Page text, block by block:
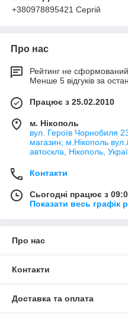
+380978895421 Сергій
Про нас
Рейтинг не сформований
Менше 5 відгуків за
Працює з 25.02.2010
м. Нікополь
вул. Героїв Чорнобиля
магазин; м.Нікополь
автоскла, Нікополь,
Контакти
Сьогодні працює з
Показати весь графік
Про нас
Контакти
Доставка та оплата